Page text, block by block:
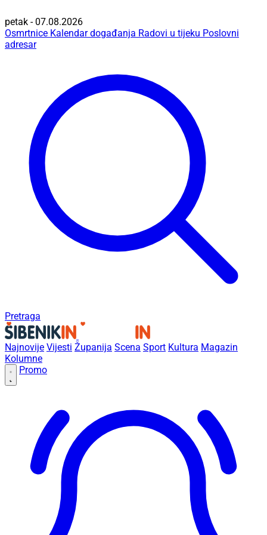
petak - 07.08.2026
Osmrtnice Kalendar događanja Radovi u tijeku Poslovni
adresar
Pretraga
Najnovije Vijesti Županija Scena Sport Kultura Magazin
Kolumne
Promo